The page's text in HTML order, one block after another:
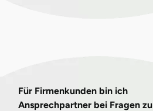
Für Firmenkunden bin ich
Ansprechpartner bei Fragen zu